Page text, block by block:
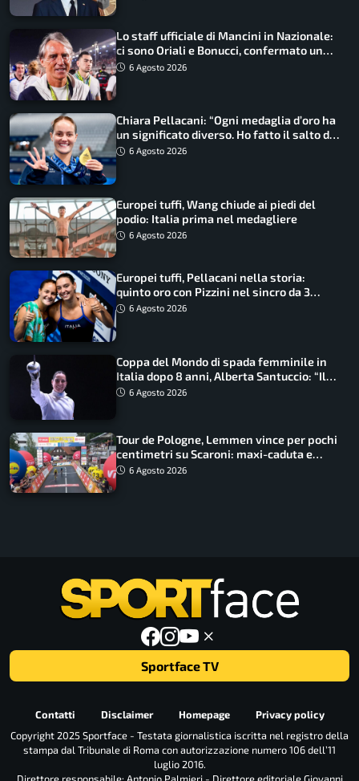
Lo staff ufficiale di Mancini in Nazionale:
ci sono Oriali e Bonucci, confermato un
ritorno
6 Agosto 2026
Chiara Pellacani: “Ogni medaglia d’oro ha
un significato diverso. Ho fatto il salto di
qualità”
6 Agosto 2026
Europei tuffi, Wang chiude ai piedi del
podio: Italia prima nel medagliere
6 Agosto 2026
Europei tuffi, Pellacani nella storia:
quinto oro con Pizzini nel sincro da 3
metri
6 Agosto 2026
Coppa del Mondo di spada femminile in
Italia dopo 8 anni, Alberta Santuccio: “Il
lavoro dà sempre i suoi frutti”
6 Agosto 2026
Tour de Pologne, Lemmen vince per pochi
centimetri su Scaroni: maxi-caduta e
tappa accorciata
6 Agosto 2026
Sportface TV
Contatti Disclaimer Homepage
Privacy policy
Copyright 2025 Sportface - Testata giornalistica iscritta nel registro della
stampa dal Tribunale di Roma con autorizzazione numero 106 dell’11
luglio 2016.
Direttore responsabile: Antonio Palmieri - Direttore editoriale Giovanni